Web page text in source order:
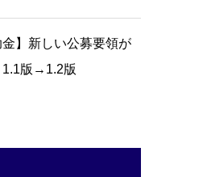
金】新しい公募要領が
1.1版→1.2版